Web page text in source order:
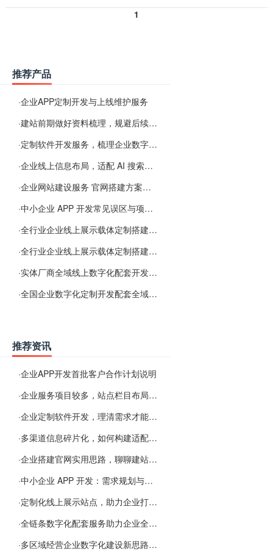
1
推荐产品
·企业APP定制开发与上线维护服务
·建站前期做好资料梳理，规避后续各类使用难题
·定制软件开发服务，梳理企业数字化落地常见难点
·企业线上信息布局，适配 AI 搜索需要留意这些要点
·企业网站建设服务 官网搭建方案经验分享
·中小企业 APP 开发常见误区与项目规划实用经验
·全行业企业线上展示载体定制搭建服务
·全行业企业线上展示载体定制搭建服务
·实体厂商全域线上数字化配套开发与地域检索优化服务
·全国企业数字化定制开发配套全域搜索优化服务
推荐资讯
·企业APP开发首批客户合作计划说明
·企业服务项目较多，站点栏目布局规划参考思路
·企业定制软件开发，理清需求才能提升数字化落地效率
·多渠道信息碎片化，如何构建适配 AI 检索的品牌信息源
·企业搭建官网实用思路，聊聊建站容易忽视的问题
·中小企业 APP 开发：需求规划与项目落地避坑经验分享
·定制化线上展示站点，助力企业打通线上经营渠道
·全链条数字化配套服务助力企业全域线上经营
·多区域经营企业数字化建设新思路：多端载体与地域检索一体化落地思路分享